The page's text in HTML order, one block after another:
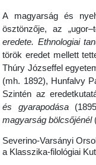
A magyarság és
ösztönzője, az
eredete. Ethnologiai
török eredet mellett
Thúry Józseffel
(mh. 1892), Hunfalvy
Szintén az
és gyarapodása
magyarság bölcsőjénél
Severino-Varsányi
a Klasszika-filológiai